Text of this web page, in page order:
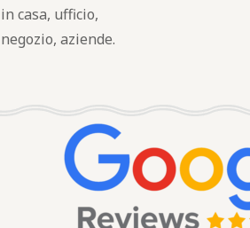
in casa, ufficio,
negozio, aziende.